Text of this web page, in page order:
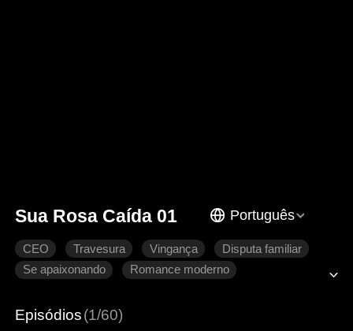
Sua Rosa Caída 01 Português
CEO Travesura Vingança
Disputa familiar
Se apaixonando
Romance moderno
Episódios(1/60)